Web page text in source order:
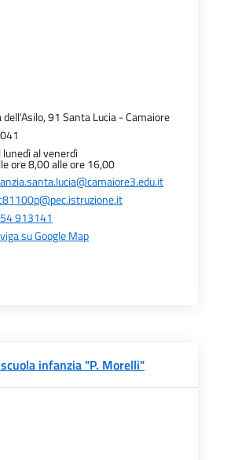
dell'Asilo, 91 Santa Lucia - Camaiore
lunedì al venerdì
ore 8,00 alle ore 16,00
913141
su Google Map
infanzia "P. Morelli"